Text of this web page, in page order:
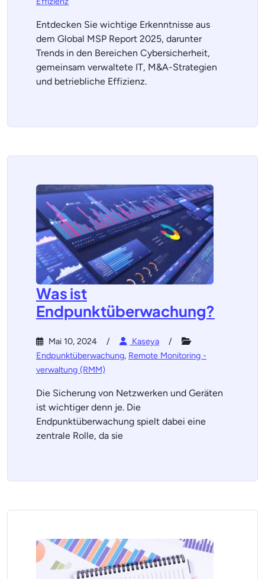
Entdecken Sie wichtige Erkenntnisse aus
dem Global MSP Report 2025, darunter
Trends in den Bereichen Cybersicherheit,
gemeinsam verwaltete IT, M&A-Strategien
und betriebliche Effizienz.
Was ist
Endpunktüberwachung?
Mai 10, 2024
Kaseya
Endpunktüberwachung, Remote Monitoring -
verwaltung (RMM)
Die Sicherung von Netzwerken und Geräten
ist wichtiger denn je. Die
Endpunktüberwachung spielt dabei eine
zentrale Rolle, da sie